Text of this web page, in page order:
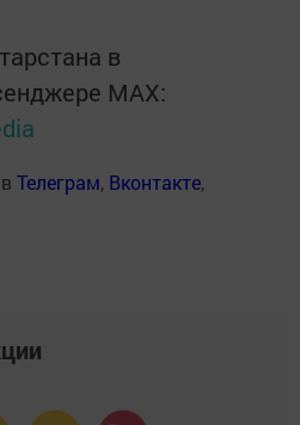
в
MАХ:
Телеграм, Вконтакте,